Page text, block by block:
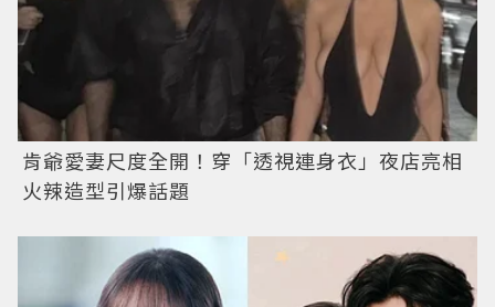
肯爺愛妻尺度全開！穿「透視連身衣」夜店亮相
火辣造型引爆話題